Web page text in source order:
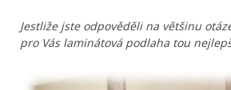
Jestliže jste odpověděli na většinu
pro Vás laminátová podlaha tou